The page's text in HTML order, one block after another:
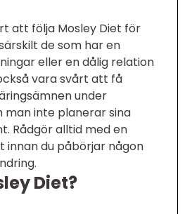
att följa Mosley Diet för
de som har en
eller en dålig relation
vara svårt att få
under
man inte planerar sina
Rådgör alltid med en
innan du påbörjar någon
Diet?